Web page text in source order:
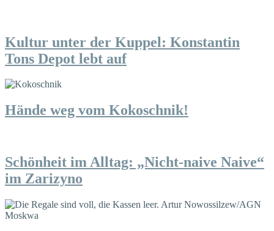
Kultur unter der Kuppel: Konstantin
Tons Depot lebt auf
Hände weg vom Kokoschnik!
Schönheit im Alltag: „Nicht-naive Naive“
im Zarizyno